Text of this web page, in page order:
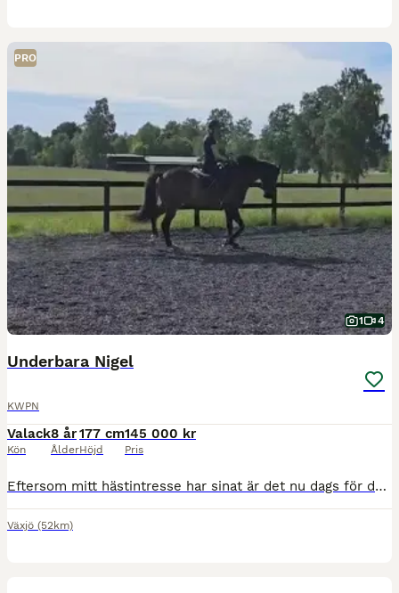
PRO
1 4
Underbara Nigel
KWPN
Valack
Kön
8 år
Ålder
177 cm
Höjd
145 000 kr
Pris
Eftersom mitt hästintresse har sinat är det nu dags för denna Underbara häst att hitta sitt nya hem. Nisse är en 8årig valack. Jag importerade honom 2021 som precis insutten 3åring från Tyskland. Ha
Växjö (52km)